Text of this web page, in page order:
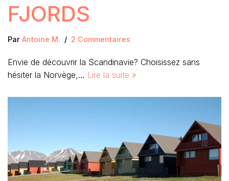
FJORDS
Par Antoine M. 2 Commentaires
Envie de découvrir la Scandinavie? Choisissez sans
hésiter la Norvège,… Lire la suite »